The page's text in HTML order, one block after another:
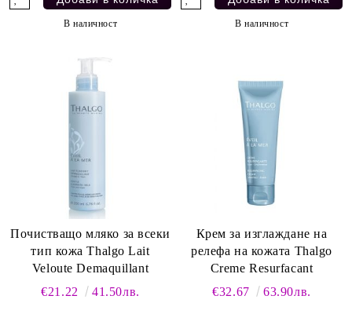
В наличност В наличност
Почистващо мляко за всеки
тип кожа Thalgo Lait
Veloute Demaquillant
€21.22
41.50лв.
Крем за изглаждане на
релефа на кожата Thalgo
Creme Resurfacant
€32.67
63.90лв.